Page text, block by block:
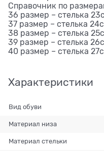
Справочник по
36 размер – стелька
37 размер – стелька
38 размер – стелька
39 размер – стелька
40 размер – стелька
Характеристики
Вид обуви
Материал низа
Материал стельки